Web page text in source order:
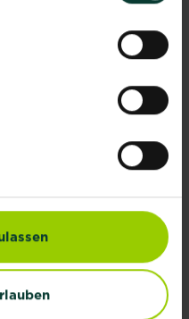
wässern und mit
achten – viele
eine zweite
gute Fruchtbildung.